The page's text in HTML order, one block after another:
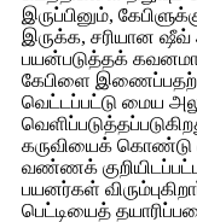
இருப்பினும்,
இருக்க, சரியான ஷீவ்
பயன்படுத்தக்
கேபிளை
வெட்டப்பட்டு மைய
கருவியைக் கொண்டு
வண்ணக்
பயனர்கள்
பெட்டியைத்